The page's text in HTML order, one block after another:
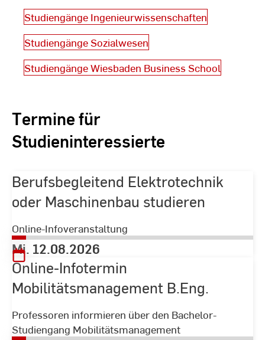
Studiengänge Ingenieurwissenschaften
Studiengänge Sozialwesen
Studiengänge Wiesbaden Business School
Termine für
Studieninteressierte
Berufsbegleitend Elektrotechnik
oder Maschinenbau studieren
Online-Infoveranstaltung
Mi. 12.08.2026
Online-Infotermin
Mobilitätsmanagement B.Eng.
Professoren informieren über den Bachelor-
Studiengang Mobilitätsmanagement